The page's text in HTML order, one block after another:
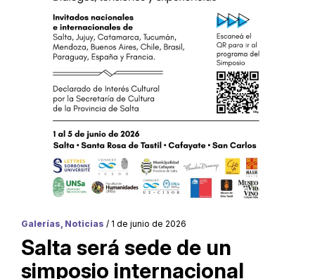
Galerías, Noticias / 1 de junio de 2026
Salta será sede de un
simposio internacional